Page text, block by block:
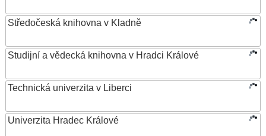
Středočeská knihovna v Kladně
Studijní a vědecká knihovna v Hradci Králové
Technická univerzita v Liberci
Univerzita Hradec Králové